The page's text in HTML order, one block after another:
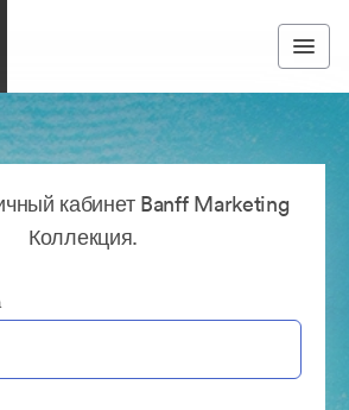
кабинет Banff Marketing
Коллекция.